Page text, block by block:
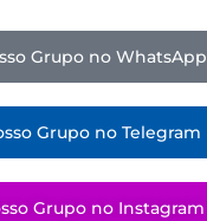
Grupo no WhatsApp
Grupo no Telegram
Grupo no Instagram